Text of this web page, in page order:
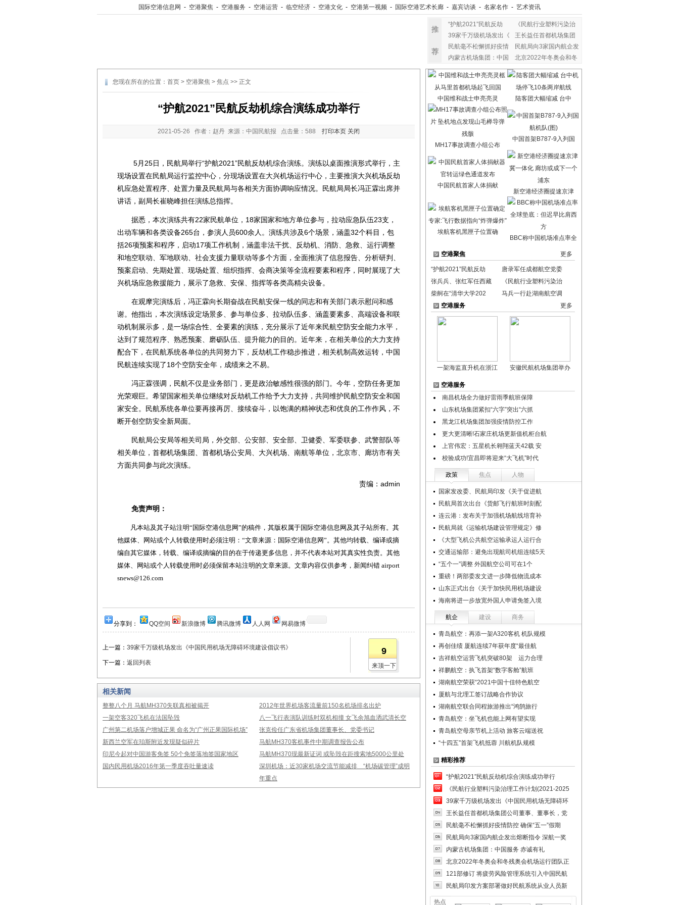
国际空港信息网 - 空港聚焦 - 空港服务 - 空港运营 - 临空经济 - 空港文化 - 空港第一视频 - 国际空港艺术长廊 - 嘉宾访谈 - 名家名作 - 艺术资讯
推
荐
“护航2021”民航反劫
《民航行业塑料污染治
39家千万级机场发出《
王长益任首都机场集团
民航毫不松懈抓好疫情
民航局向3家国内航企发
内蒙古机场集团：中国
北京2022年冬奥会和冬
您现在所在的位置： 首页 > 空港聚焦 > 焦点 >> 正文
“护航2021”民航反劫机综合演练成功举行
2021-05-26 作者：赵丹 来源：中国民航报 点击量： 588 打印本页 关闭
5月25日，民航局举行“护航2021”民航反劫机综合演练。演练以桌面推演形式举行，主
现场设置在民航局运行监控中心，分现场设置在大兴机场运行中心，主要推演大兴机场反劫
机应急处置程序、处置力量及民航局与各相关方面协调响应情况。民航局局长冯正霖出席并
讲话，副局长崔晓峰担任演练总指挥。
据悉，本次演练共有22家民航单位，18家国家和地方单位参与，拉动应急队伍23支，
出动车辆和各类设备265台，参演人员600余人。演练共涉及6个场景，涵盖32个科目，包
括26项预案和程序，启动17项工作机制，涵盖非法干扰、反劫机、消防、急救、运行调整
和地空联动、军地联动、社会支援力量联动等多个方面，全面推演了信息报告、分析研判、
预案启动、先期处置、现场处置、组织指挥、会商决策等全流程要素和程序，同时展现了大
兴机场应急救援能力，展示了急救、安保、指挥等各类高精尖设备。
在观摩完演练后，冯正霖向长期奋战在民航安保一线的同志和有关部门表示慰问和感
谢。他指出，本次演练设定场景多、参与单位多、拉动队伍多、涵盖要素多、高端设备和联
动机制展示多，是一场综合性、全要素的演练，充分展示了近年来民航空防安全能力水平，
达到了规范程序、熟悉预案、磨砺队伍、提升能力的目的。近年来，在相关单位的大力支持
配合下，在民航系统各单位的共同努力下，反劫机工作稳步推进，相关机制高效运转，中国
民航连续实现了18个空防安全年，成绩来之不易。
冯正霖强调，民航不仅是业务部门，更是政治敏感性很强的部门。今年，空防任务更加
光荣艰巨。希望国家相关单位继续对反劫机工作给予大力支持，共同维护民航空防安全和国
家安全。民航系统各单位要再接再厉、接续奋斗，以饱满的精神状态和优良的工作作风，不
断开创空防安全新局面。
民航局公安局等相关司局，外交部、公安部、安全部、卫健委、军委联参、武警部队等
相关单位，首都机场集团、首都机场公安局、大兴机场、南航等单位，北京市、廊坊市有关
方面共同参与此次演练。
责编：admin
免责声明：
凡本站及其子站注明“国际空港信息网”的稿件，其版权属于国际空港信息网及其子站所有。其
他媒体、网站或个人转载使用时必须注明：“文章来源：国际空港信息网”。其他均转载、编译或摘
编自其它媒体，转载、编译或摘编的目的在于传递更多信息，并不代表本站对其真实性负责。其他
媒体、网站或个人转载使用时必须保留本站注明的文章来源。文章内容仅供参考，新闻纠错 airport
snews@126.com
分享到： QQ空间 新浪微博 腾讯微博 人人网 网易微博
上一篇： 39家千万级机场发出《中国民用机场无障碍环境建设倡议书》
下一篇： 返回列表
9
来顶一下
相关新闻
整整八个月 马航MH370失联真相被揭开
2012年世界机场客流量前150名机场排名出炉
一架空客320飞机在法国坠毁
八一飞行表演队训练时双机相撞 女飞余旭血洒武清长空
广州第二机场落户增城正果 命名为“广州正果国际机场”
张克俭任广东省机场集团董事长、党委书记
新西兰空军在珀斯附近发现疑似碎片
马航MH370客机事件中期调查报告公布
印尼今起对中国游客免签 50个免签落地签国家地区
马航MH370现最新证词 或坠毁在距搜索地5000公里处
国内民用机场2016年第一季度吞吐量速读
深圳机场：近30家机场交流节能减排 “机场碳管理”成明
年重点
中国维和战士申亮亮灵 陆客团大幅缩减 台中
MH17事故调查小组公布
中国首架B787-9入列国
中国民航首家人体捐献
新空港经济圈提速京津
埃航客机黑匣子位置确
BBC称中国机场准点率全
空港聚焦 更多
“护航2021”民航反劫
唐录军任成都航空党委
张兵兵、张红军任西藏
《民航行业塑料污染治
柴舸在“清华大学202
马兵一行赴湖南航空调
空港服务
更多
一架海监直升机在浙江 安徽民航机场集团举办
空港服务
南昌机场全力做好雷雨季航班保障
山东机场集团紧扣“六字”突出“六抓
黑龙江机场集团加强疫情防控工作
更大更清晰!石家庄机场更新值机柜台航
上官伟宏：五星机长翱翔蓝天42载 安
校验成功!宜昌即将迎来“大飞机”时代
政策 焦点 人物
国家发改委、民航局印发《关于促进航
民航局首次出台《货邮飞行航班时刻配
连云港：发布关于加强机场航线培育补
民航局就《运输机场建设管理规定》修
《大型飞机公共航空运输承运人运行合
交通运输部：避免出现航司机组连续5天
“五个一”调整 外国航空公司可在1个
重磅！两部委发文进一步降低物流成本
山东正式出台《关于加快民用机场建设
海南将进一步放宽外国人申请免签入境
航企 建设 商务
青岛航空：再添一架A320客机 机队规模
再创佳绩 厦航连续7年获年度“最佳航
吉祥航空运营飞机突破80架 运力合理
祥鹏航空：执飞首架“数字客舱”航班
湖南航空荣获“2021中国十佳特色航空
厦航与北理工签订战略合作协议
湖南航空联合同程旅游推出“鸿鹄旅行
青岛航空：坐飞机也能上网有望实现
青岛航空母亲节机上活动 旅客云端送祝
“十四五”首架飞机抵蓉 川航机队规模
精彩推荐
“护航2021”民航反劫机综合演练成功举行
《民航行业塑料污染治理工作计划(2021-2025
39家千万级机场发出《中国民用机场无障碍环
王长益任首都机场集团公司董事、董事长，党
民航毫不松懈抓好疫情防控 确保“五一”假期
民航局向3家国内航企发出熔断指令 深航一奖
内蒙古机场集团：中国服务 赤诚有礼
北京2022年冬奥会和冬残奥会机场运行团队正
121部修订 将疲劳风险管理系统引入中国民航
民航局印发方案部署做好民航系统从业人员新
热点